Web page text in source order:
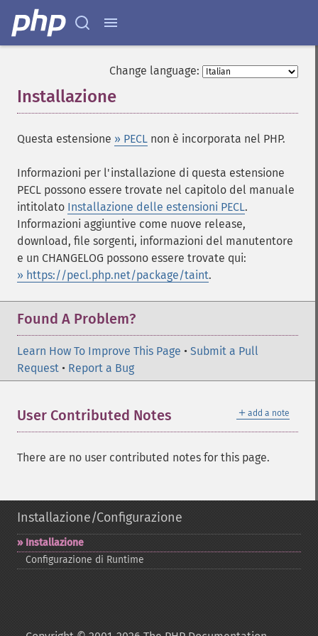
Change language:
Installazione
Questa estensione » PECL non è incorporata nel PHP.
Informazioni per l'installazione di questa estensione
PECL possono essere trovate nel capitolo del manuale
intitolato Installazione delle estensioni PECL.
Informazioni aggiuntive come nuove release,
download, file sorgenti, informazioni del manutentore
e un CHANGELOG possono essere trovate qui:
» https://pecl.php.net/package/taint.
Found A Problem?
Learn How To Improve This Page • Submit a Pull
Request • Report a Bug
＋ add a note
User Contributed Notes
There are no user contributed notes for this page.
Installazione/Configurazione
Installazione
Configurazione di Runtime